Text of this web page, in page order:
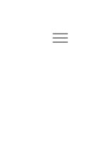
Toggle